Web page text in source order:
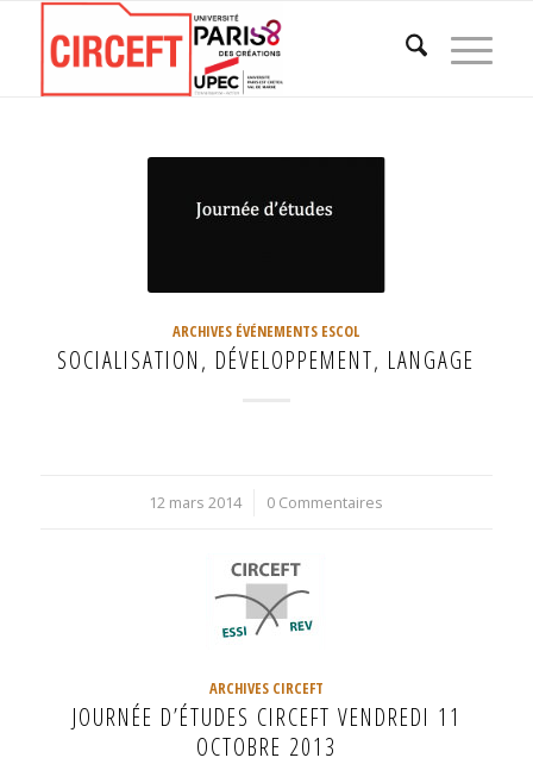
ARCHIVES ÉVÉNEMENTS ESCOL
SOCIALISATION, DÉVELOPPEMENT, LANGAGE
12 mars 2014
/ 0 Commentaires
ARCHIVES CIRCEFT
JOURNÉE D’ÉTUDES CIRCEFT VENDREDI 11
OCTOBRE 2013